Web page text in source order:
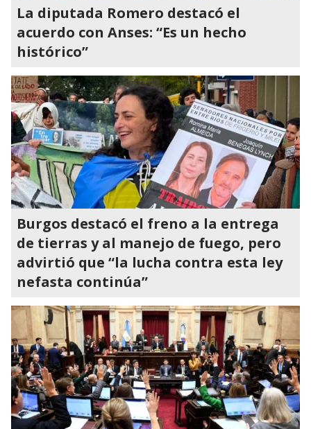
La diputada Romero destacó el
acuerdo con Anses: “Es un hecho
histórico”
Burgos destacó el freno a la entrega
de tierras y al manejo de fuego, pero
advirtió que “la lucha contra esta ley
nefasta continúa”